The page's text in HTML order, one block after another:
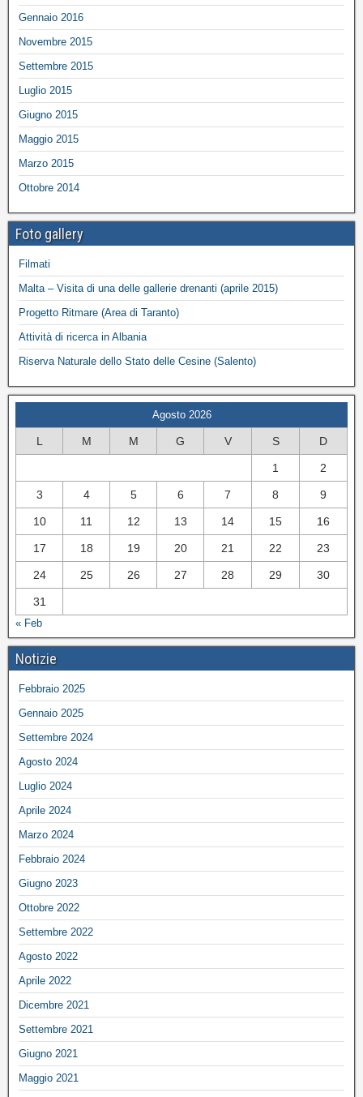
Gennaio 2016
Novembre 2015
Settembre 2015
Luglio 2015
Giugno 2015
Maggio 2015
Marzo 2015
Ottobre 2014
Foto gallery
Filmati
Malta – Visita di una delle gallerie drenanti (aprile 2015)
Progetto Ritmare (Area di Taranto)
Attività di ricerca in Albania
Riserva Naturale dello Stato delle Cesine (Salento)
Agosto 2026
L M M G V S D
1 2
3 4 5 6 7 8 9
10 11 12 13 14 15 16
17 18 19 20 21 22 23
24 25 26 27 28 29 30
31
« Feb
Notizie
Febbraio 2025
Gennaio 2025
Settembre 2024
Agosto 2024
Luglio 2024
Aprile 2024
Marzo 2024
Febbraio 2024
Giugno 2023
Ottobre 2022
Settembre 2022
Agosto 2022
Aprile 2022
Dicembre 2021
Settembre 2021
Giugno 2021
Maggio 2021